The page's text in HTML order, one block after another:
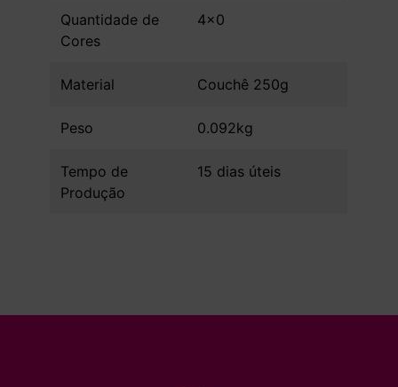
Quantidade de
Cores
4x0
Material Couchê 250g
Peso 0.092kg
Tempo de
Produção
15 dias úteis